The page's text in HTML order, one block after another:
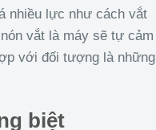
nhiều lực như cách vắt
vắt là máy sẽ tự cảm
với đối tượng là những
biệt